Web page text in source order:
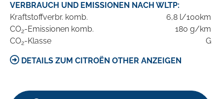
VERBRAUCH UND EMISSIONEN NACH WLTP:
Kraftstoffverbr. komb.
6,8 l/100km
CO2-Emissionen komb.
180 g/km
CO2-Klasse G
DETAILS ZUM CITROËN OTHER ANZEIGEN